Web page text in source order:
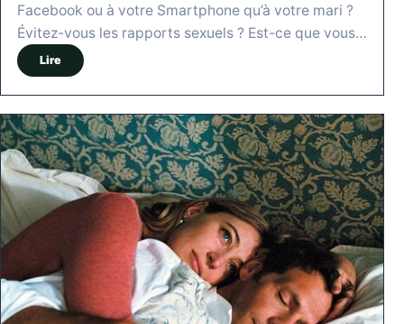
Facebook ou à votre Smartphone qu’à votre mari ?
Évitez-vous les rapports sexuels ? Est-ce que vous…
Lire